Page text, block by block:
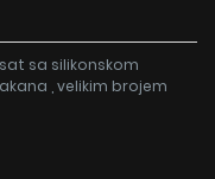
sa silikonskom
, velikim brojem